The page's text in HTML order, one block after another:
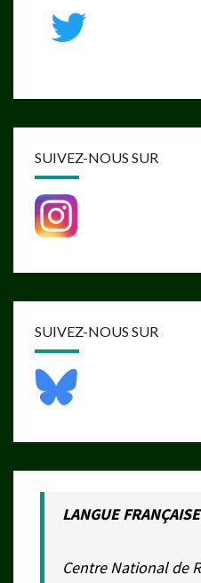
SUIVEZ-NOUS SUR
SUIVEZ-NOUS SUR
LANGUE FRANÇAISE
Centre National de